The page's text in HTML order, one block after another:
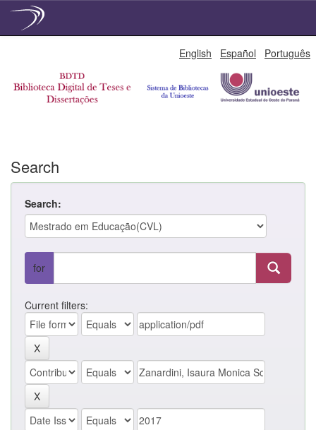
English Español Português
Search
Search:
for
Current filters: